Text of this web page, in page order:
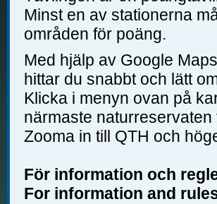
Minst en av stationerna
områden för poäng.
Med hjälp av Google
hittar du snabbt och lätt
Klicka i menyn ovan på
närmaste
Zooma in till QTH och
För information och
For information and